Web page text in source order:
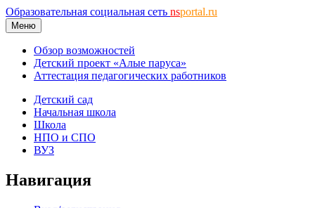
Образовательная социальная сеть nsportal.ru
Меню
Обзор возможностей
Детский проект «Алые паруса»
Аттестация педагогических работников
Детский сад
Начальная школа
Школа
НПО и СПО
ВУЗ
Навигация